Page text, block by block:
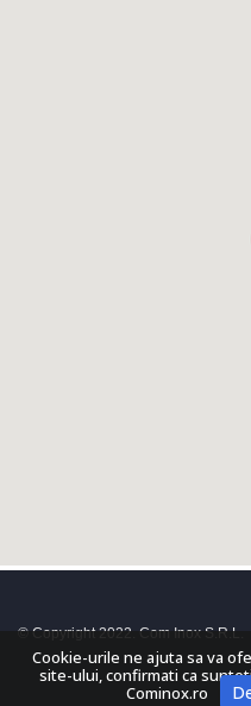
© Copyright 2022. Com Inox S.R.L.
Cookie-urile ne ajuta sa va
site-ului, confirmati ca
Cominox.ro